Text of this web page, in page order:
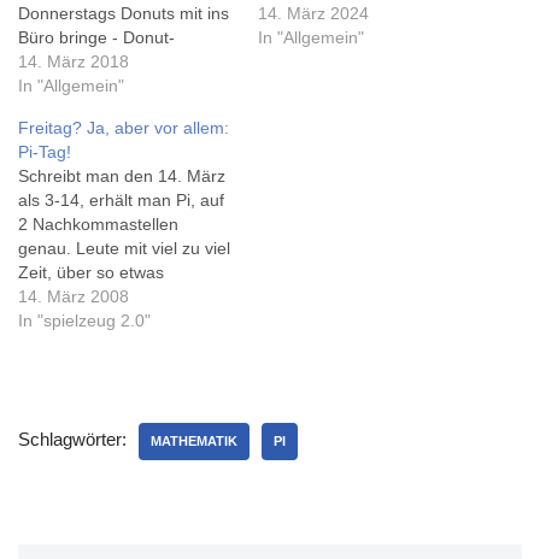
Donnerstags Donuts mit ins
Büro bringe - Donut-
Donnerstag eben. Und
obwohl heute erst Mittwoch
Donuts - zur Feier des 30.
Pi-Tages. Mehr zum Pi-Tag
gibt es hier auf dieser
Website mit der tollen
URL https://3.14159265358
9793238462643383279502
8841971693993751058209
74944592.eu/pi-tag-pi-day/
…
14. März 2018
In "Allgemein"
Beiträgen hab ich die URL
https://3.141592653589793
14. März 2024
In "Allgemein"
Freitag? Ja, aber vor allem:
Pi-Tag!
Schreibt man den 14. März
als 3-14, erhält man Pi, auf
2 Nachkommastellen
genau. Leute mit viel zu viel
Zeit, über so etwas
nachzudenken
(Mathematiker und
darüber ebenso wie das
Blog uninspired. Ideen für
14. März 2008
In "spielzeug 2.0"
Schlagwörter: MATHEMATIK PI